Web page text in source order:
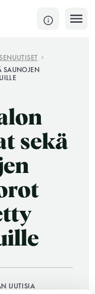
SULJE
ja jokaisen kuun
SAUNOJEN
sekä
UUTISIA